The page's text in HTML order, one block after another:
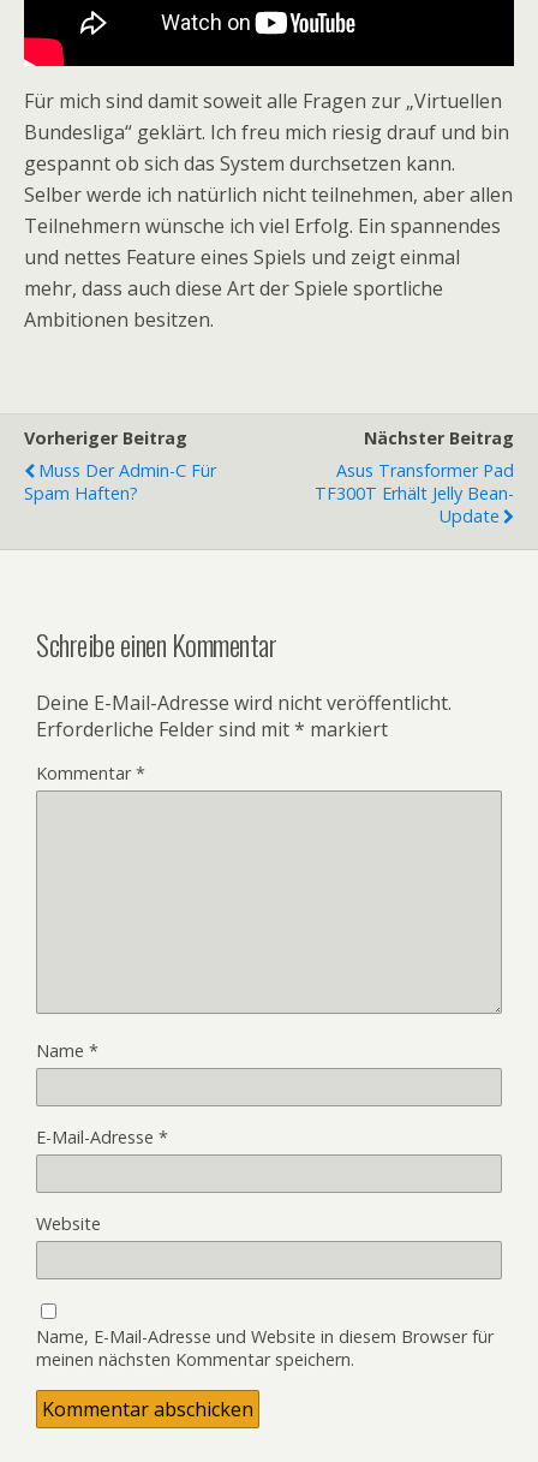
Für mich sind damit soweit alle Fragen zur „Virtuellen
Bundesliga“ geklärt. Ich freu mich riesig drauf und bin
gespannt ob sich das System durchsetzen kann.
Selber werde ich natürlich nicht teilnehmen, aber allen
Teilnehmern wünsche ich viel Erfolg. Ein spannendes
und nettes Feature eines Spiels und zeigt einmal
mehr, dass auch diese Art der Spiele sportliche
Ambitionen besitzen.
Vorheriger Beitrag
Muss Der Admin-C Für
Spam Haften?
Nächster Beitrag
Asus Transformer Pad
TF300T Erhält Jelly Bean-
Update
Schreibe einen Kommentar
Deine E-Mail-Adresse wird nicht veröffentlicht.
Erforderliche Felder sind mit* markiert
Kommentar*
Name *
E-Mail-Adresse *
Website
Name, E-Mail-Adresse und Website in diesem Browser für
meinen nächsten Kommentar speichern.